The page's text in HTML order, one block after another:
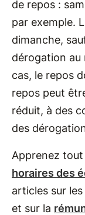
de repos :
par exemple.
dimanche,
dérogation au
cas, le repos
repos peut
réduit, à des
des
Apprenez tout
horaires des
articles sur les
et sur la